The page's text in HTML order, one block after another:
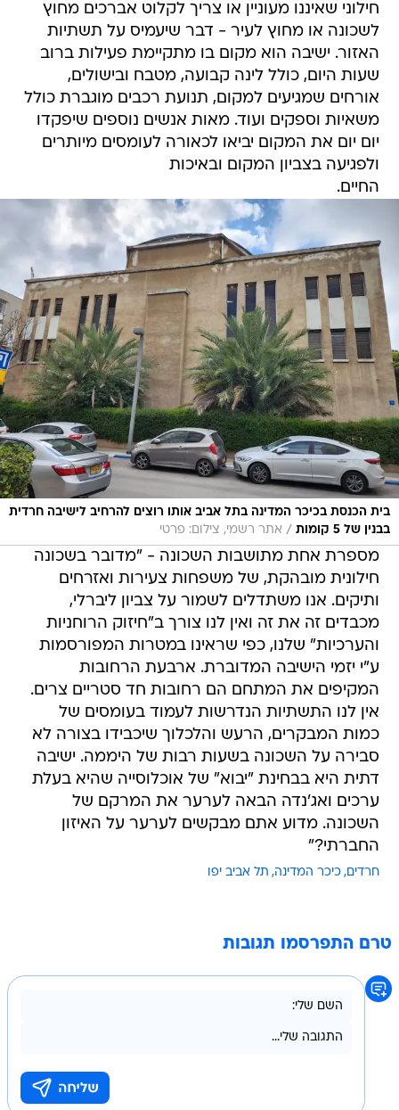
חילוני שאיננו מעוניין או צריך לקלוט אברכים מחוץ
לשכונה או מחוץ לעיר - דבר שיעמיס על תשתיות
האזור. ישיבה הוא מקום בו מתקיימת פעילות ברוב
שעות היום, כולל לינה קבועה, מטבח ובישולים,
אורחים שמגיעים למקום, תנועת רכבים מוגברת כולל
משאיות וספקים ועוד. מאות אנשים נוספים שיפקדו
יום יום את המקום יביאו לכאורה לעומסים מיותרים
ולפגיעה בצביון המקום ובאיכות
החיים.
בית הכנסת בכיכר המדינה בתל אביב אותו רוצים להרחיב לישיבה חרדית
בבנין של 5 קומות
/ אתר רשמי, צילום: פרטי
מספרת אחת מתושבות השכונה - "מדובר בשכונה
חילונית מובהקת, של משפחות צעירות ואזרחים
ותיקים. אנו משתדלים לשמור על צביון ליברלי,
מכבדים זה את זה ואין לנו צורך ב"חיזוק הרוחניות
והערכיות" שלנו, כפי שראינו במטרות המפורסמות
ע"י יזמי הישיבה המדוברת. ארבעת הרחובות
המקיפים את המתחם הם רחובות חד סטריים צרים.
אין לנו התשתיות הנדרשות לעמוד בעומסים של
כמות המבקרים, הרעש והלכלוך שיכבידו בצורה לא
סבירה על השכונה בשעות רבות של היממה. ישיבה
דתית היא בבחינת "יבוא" של אוכלוסייה שהיא בעלת
ערכים ואג'נדה הבאה לערער את המרקם של
השכונה. מדוע אתם מבקשים לערער על האיזון
החברתי?"
חרדים כיכר המדינה תל אביב יפו
טרם התפרסמו תגובות